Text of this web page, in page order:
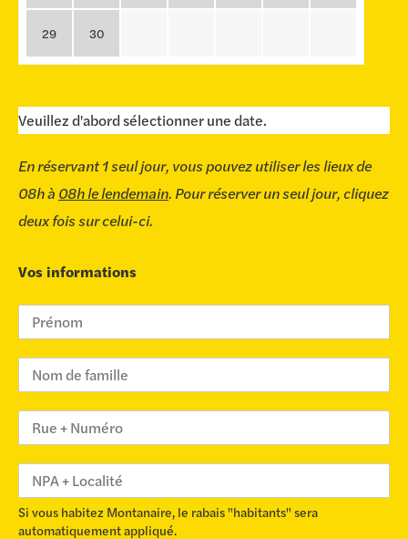
29 30
Veuillez d'abord sélectionner une date.
En réservant 1 seul jour, vous pouvez utiliser les lieux de
08h à 08h le lendemain. Pour réserver un seul jour, cliquez
deux fois sur celui-ci.
Vos informations
Si vous habitez Montanaire, le rabais "habitants" sera
automatiquement appliqué.